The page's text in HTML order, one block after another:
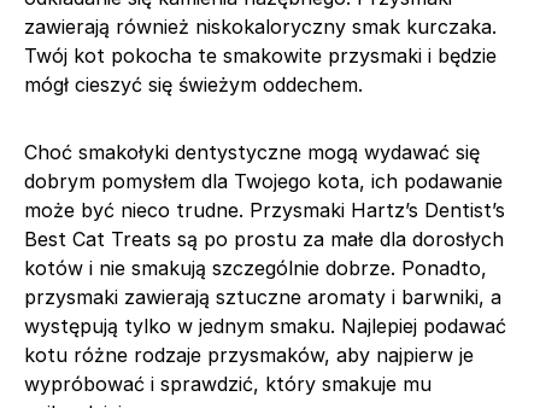
zawierają również niskokaloryczny smak kurczaka.
Twój kot pokocha te smakowite przysmaki i będzie
mógł cieszyć się świeżym oddechem.
Choć smakołyki dentystyczne mogą wydawać się
dobrym pomysłem dla Twojego kota, ich podawanie
może być nieco trudne. Przysmaki Hartz’s Dentist’s
Best Cat Treats są po prostu za małe dla dorosłych
kotów i nie smakują szczególnie dobrze. Ponadto,
przysmaki zawierają sztuczne aromaty i barwniki, a
występują tylko w jednym smaku. Najlepiej podawać
kotu różne rodzaje przysmaków, aby najpierw je
wypróbować i sprawdzić, który smakuje mu